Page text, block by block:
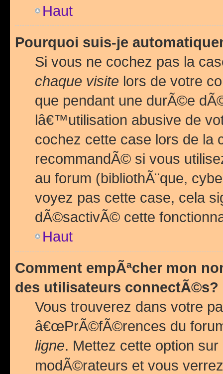
Haut
Pourquoi suis-je
Si vous ne cochez pas la
chaque visite lors de votre
que pendant une durÃ©e
lâ€™utilisation abusive de
cochez cette case lors de
recommandÃ© si vous
au forum (bibliothÃ¨que,
voyez pas cette case, cela
dÃ©sactivÃ© cette
Haut
Comment empÃªcher mon
des utilisateurs connectÃ©s?
Vous trouverez dans votre
â€œPrÃ©fÃ©rences du
ligne. Mettez cette option sur
modÃ©rateurs et vous